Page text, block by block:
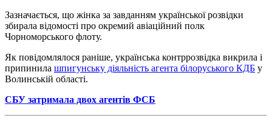
Зазначається, що жінка за завданням української розвідки
збирала відомості про окремий авіаційний полк
Чорноморського флоту.
Як повідомлялося раніше, українська контррозвідка викрила і
припинила шпигунську діяльність агента білоруського КДБ у
Волинській області.
СБУ затримала двох агентів ФСБ